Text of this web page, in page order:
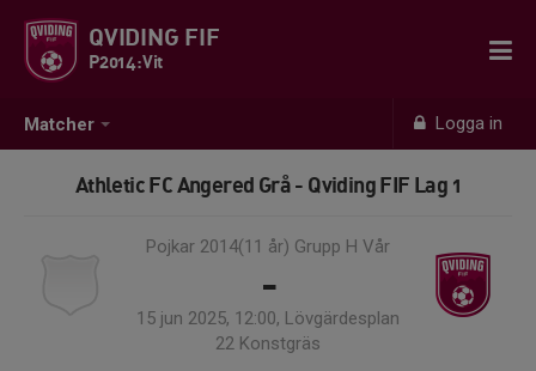
Matcher Logga in
QVIDING FIF
P2014:Vit
Athletic FC Angered Grå - Qviding FIF Lag 1
Pojkar 2014(11 år) Grupp H Vår
-
15 jun 2025, 12:00, Lövgärdesplan
22 Konstgräs